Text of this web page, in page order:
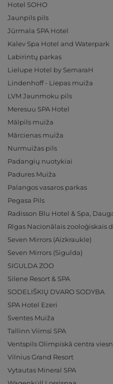
Hotel SOHO
Jaunpils pils
Jūrmala SPA Hotel
Kalev Spa Hotel and Waterpark
Labirintų parkas
Lielupe Hotel by SemaraH
Lindenhoff - Liepas muiža
LVM Jaunmoku pils
Meresuu SPA Hotel
Mālpils muiža
Mārcienas muiža
Nurmuižas pils
Padangių nuotykiai
Padures Muiža
Palangos vasaros parkas
Pegasa Pils
Radisson Blu Hotel & Spa,
Rīgas Nacionālais zooloģiskais
Seven Mirrors (Aizkraukle)
Seven Mirrors (Sigulda)
SIGULDA ZOO
Silene Resort & SPA
SODELIŠKIŲ DVARO SODYBA
SPA Hotel Ezeri
Sventes Muiža
Tallinn Viimsi SPA
Ventspils Olimpiskā centra
Vilnius Grand Resort
Vytautas Mineral SPA